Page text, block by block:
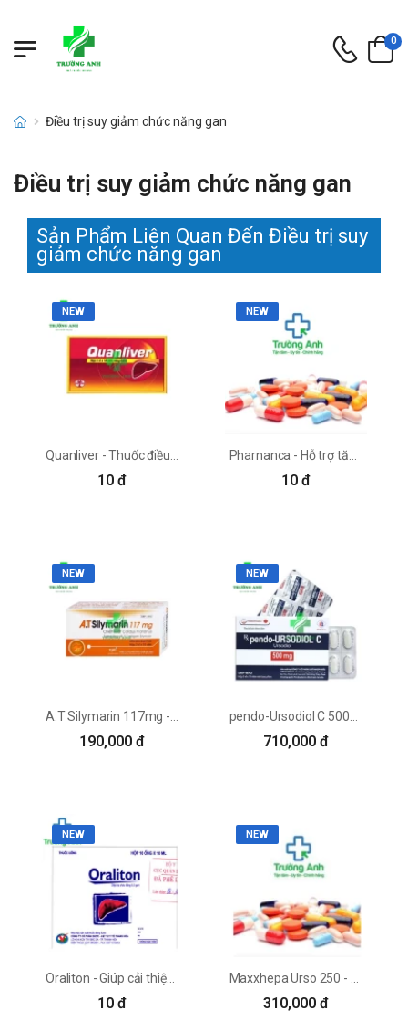
0
Điều trị suy giảm chức năng gan
Điều trị suy giảm chức năng gan
Sản Phẩm Liên Quan Đến Điều trị suy
giảm chức năng gan
NEW
10 đ
NEW
10 đ
NEW
190,000 đ
NEW
710,000 đ
NEW
Oraliton - Giúp cải thiện chức năng thận hiệu quả của Thephaco
10 đ
NEW
310,000 đ